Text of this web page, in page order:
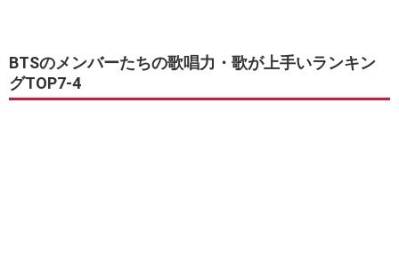
BTSのメンバーたちの歌唱力・歌が上手いランキン
グTOP7-4